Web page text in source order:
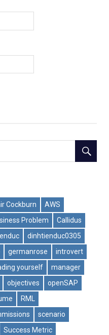
Cockburn
AWS
Problem
Callidus
dinhtienduc0305
germanrose
introvert
yourself
manager
objectives
openSAP
RML
scenario
Success Metric